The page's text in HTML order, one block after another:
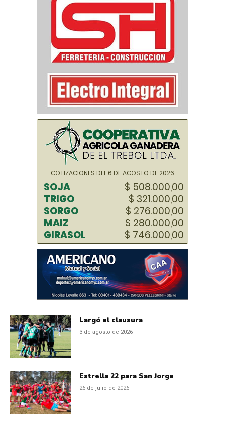
Largó el clausura
3 de agosto de 2026
Estrella 22 para San Jorge
26 de julio de 2026